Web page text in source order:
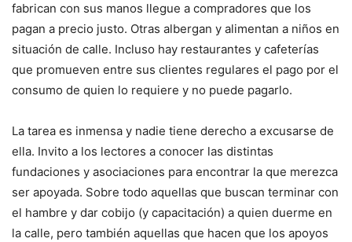
fabrican con sus manos llegue a compradores que los
pagan a precio justo. Otras albergan y alimentan a niños en
situación de calle. Incluso hay restaurantes y cafeterías
que promueven entre sus clientes regulares el pago por el
consumo de quien lo requiere y no puede pagarlo.
La tarea es inmensa y nadie tiene derecho a excusarse de
ella. Invito a los lectores a conocer las distintas
fundaciones y asociaciones para encontrar la que merezca
ser apoyada. Sobre todo aquellas que buscan terminar con
el hambre y dar cobijo (y capacitación) a quien duerme en
la calle, pero también aquellas que hacen que los apoyos